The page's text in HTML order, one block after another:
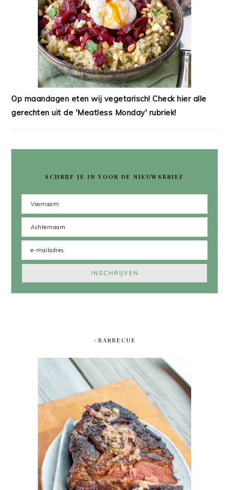
Op maandagen eten wij vegetarisch! Check hier alle
gerechten uit de 'Meatless Monday' rubriek!
SCHRIJF JE IN VOOR DE NIEUWSBRIEF
#BARBECUE